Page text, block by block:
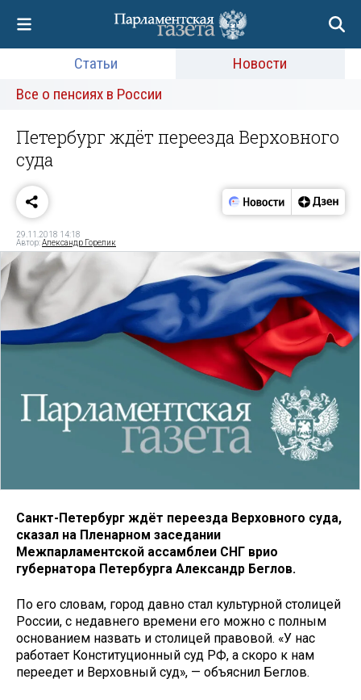
Статьи
Новости
Все о пенсиях в России
Петербург ждёт переезда Верховного
суда
29.11.2018 14:18
Автор:Александр Горелик
Санкт-Петербург ждёт переезда Верховного суда,
сказал на Пленарном заседании
Межпарламентской ассамблеи СНГ врио
губернатора Петербурга Александр Беглов.
По его словам, город давно стал культурной столицей
России, с недавнего времени его можно с полным
основанием назвать и столицей правовой. «У нас
работает Конституционный суд РФ, а скоро к нам
переедет и Верховный суд», — объяснил Беглов.